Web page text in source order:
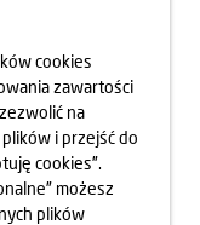
więcej
cookies
zawartości
na
i przejść do
cookies”.
możesz
plików